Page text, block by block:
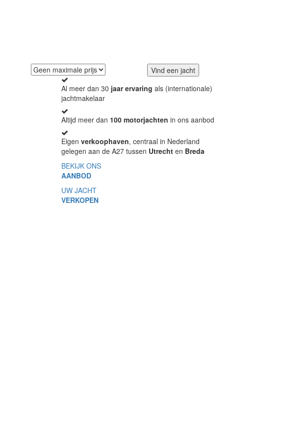
Vind een jacht
Al meer dan 30 jaar ervaring als (internationale)
jachtmakelaar
Altijd meer dan 100 motorjachten in ons aanbod
Eigen verkoophaven, centraal in Nederland
gelegen aan de A27 tussen Utrecht en Breda
BEKIJK ONS
AANBOD
UW JACHT
VERKOPEN